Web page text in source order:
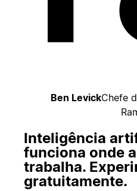
Ben LevickChefe
Inteligência
funciona onde
trabalha.
gratuitamente.